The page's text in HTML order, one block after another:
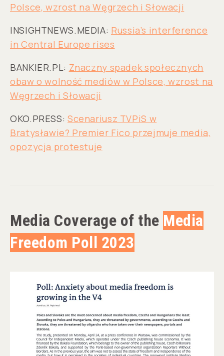
Polsce, wzrost na Węgrzech i Słowacji
INSIGHTNEWS.MEDIA: Russia’s interference
in Central Europe rises
BANKIER.PL: Znaczny spadek społecznych
obaw o wolność mediów w Polsce, wzrost na
Węgrzech i Słowacji
OKO.PRESS: Scenariusz TVPiS w
Bratysławie? Premier Fico przejmuje media,
opozycja protestuje
Media Coverage of the Media
Freedom Poll 2023